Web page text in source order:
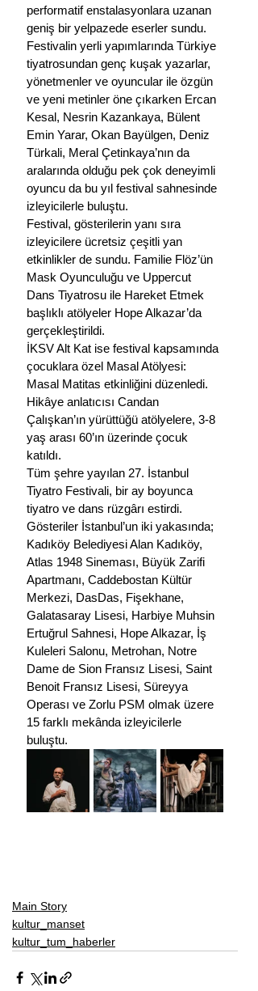
performatif enstalasyonlara uzanan
geniş bir yelpazede eserler sundu.
Festivalin yerli yapımlarında Türkiye
tiyatrosundan genç kuşak yazarlar,
yönetmenler ve oyuncular ile özgün
ve yeni metinler öne çıkarken Ercan
Kesal, Nesrin Kazankaya, Bülent
Emin Yarar, Okan Bayülgen, Deniz
Türkali, Meral Çetinkaya’nın da
aralarında olduğu pek çok deneyimli
oyuncu da bu yıl festival sahnesinde
izleyicilerle buluştu.
Festival, gösterilerin yanı sıra
izleyicilere ücretsiz çeşitli yan
etkinlikler de sundu. Familie Flöz’ün
Mask Oyunculuğu ve Uppercut
Dans Tiyatrosu ile Hareket Etmek
başlıklı atölyeler Hope Alkazar’da
gerçekleştirildi.
İKSV Alt Kat ise festival kapsamında
çocuklara özel Masal Atölyesi:
Masal Matitas etkinliğini düzenledi.
Hikâye anlatıcısı Candan
Çalışkan’ın yürüttüğü atölyelere, 3-8
yaş arası 60’ın üzerinde çocuk
katıldı.
Tüm şehre yayılan 27. İstanbul
Tiyatro Festivali, bir ay boyunca
tiyatro ve dans rüzgârı estirdi.
Gösteriler İstanbul’un iki yakasında;
Kadıköy Belediyesi Alan Kadıköy,
Atlas 1948 Sineması, Büyük Zarifi
Apartmanı, Caddebostan Kültür
Merkezi, DasDas, Fişekhane,
Galatasaray Lisesi, Harbiye Muhsin
Ertuğrul Sahnesi, Hope Alkazar, İş
Kuleleri Salonu, Metrohan, Notre
Dame de Sion Fransız Lisesi, Saint
Benoit Fransız Lisesi, Süreyya
Operası ve Zorlu PSM olmak üzere
15 farklı mekânda izleyicilerle
buluştu.
Main Story
kultur_manset
kultur_tum_haberler